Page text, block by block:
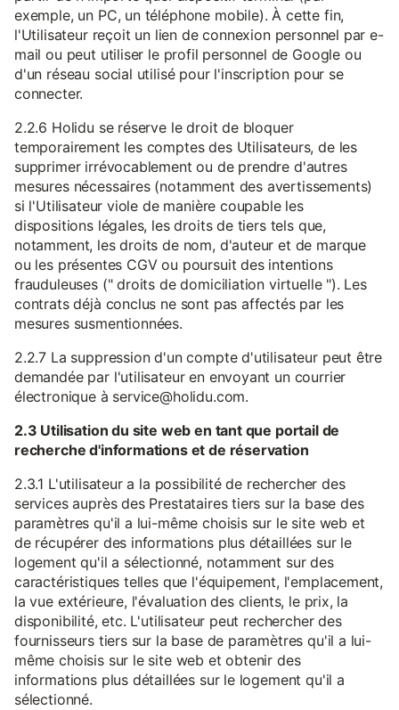
exemple, un PC, un téléphone mobile). À cette fin,
l'Utilisateur reçoit un lien de connexion personnel par e-
mail ou peut utiliser le profil personnel de Google ou
d'un réseau social utilisé pour l'inscription pour se
connecter.
2.2.6 Holidu se réserve le droit de bloquer
temporairement les comptes des Utilisateurs, de les
supprimer irrévocablement ou de prendre d'autres
mesures nécessaires (notamment des avertissements)
si l'Utilisateur viole de manière coupable les
dispositions légales, les droits de tiers tels que,
notamment, les droits de nom, d'auteur et de marque
ou les présentes CGV ou poursuit des intentions
frauduleuses (" droits de domiciliation virtuelle "). Les
contrats déjà conclus ne sont pas affectés par les
mesures susmentionnées.
2.2.7 La suppression d'un compte d'utilisateur peut être
demandée par l'utilisateur en envoyant un courrier
électronique à service@holidu.com.
2.3 Utilisation du site web en tant que portail de
recherche d'informations et de réservation
2.3.1 L'utilisateur a la possibilité de rechercher des
services auprès des Prestataires tiers sur la base des
paramètres qu'il a lui-même choisis sur le site web et
de récupérer des informations plus détaillées sur le
logement qu'il a sélectionné, notamment sur des
caractéristiques telles que l'équipement, l'emplacement,
la vue extérieure, l'évaluation des clients, le prix, la
disponibilité, etc. L'utilisateur peut rechercher des
fournisseurs tiers sur la base de paramètres qu'il a lui-
même choisis sur le site web et obtenir des
informations plus détaillées sur le logement qu'il a
sélectionné.